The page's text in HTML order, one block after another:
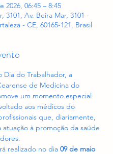
2026, 06:45 – 8:45
3101, Av. Beira Mar, 3101 -
- CE, 60165-121, Brasil
Dia do Trabalhador, a
de Medicina do
um momento especial
aos médicos do
que, diariamente,
atuação à promoção da saúde
realizado no dia 09 de maio